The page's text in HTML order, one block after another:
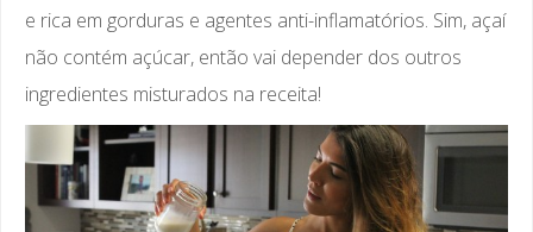
e rica em gorduras e agentes anti-inflamatórios. Sim, açaí
não contém açúcar, então vai depender dos outros
ingredientes misturados na receita!